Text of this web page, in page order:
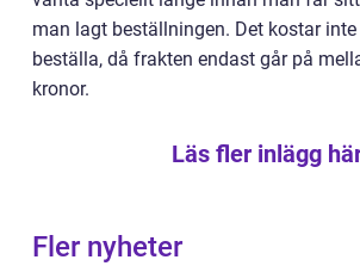
man lagt beställningen. Det kostar
beställa, då frakten endast går på
kronor.
Läs fler inlägg
Fler nyheter